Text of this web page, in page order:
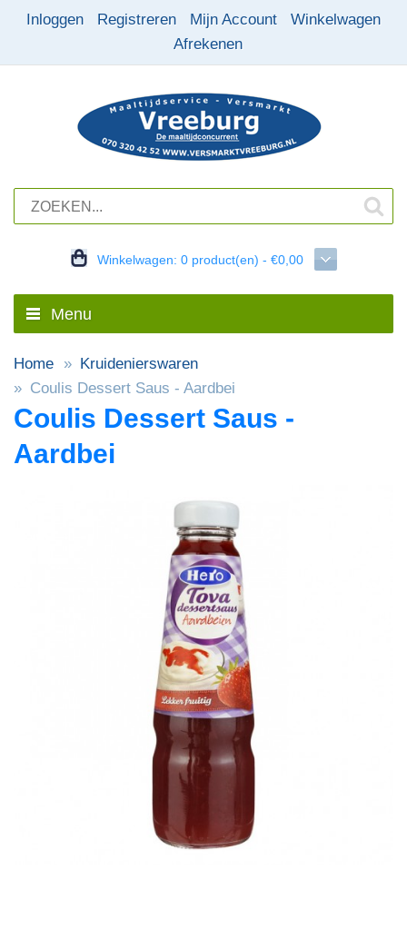
Inloggen Registreren Mijn Account
Winkelwagen
Afrekenen
Winkelwagen: 0 product(en) - €0,00
Menu
Home
Kruidenierswaren
Coulis Dessert Saus - Aardbei
Coulis Dessert Saus -
Aardbei